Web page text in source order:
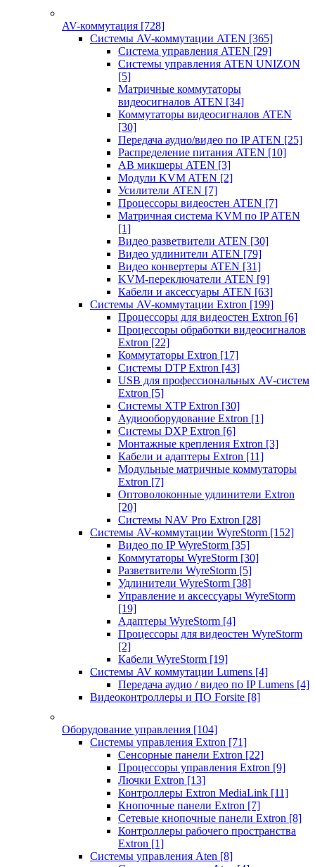
AV-коммутация [728]
Системы AV-коммутации ATEN [365]
Система управления ATEN [29]
Системы управления ATEN UNIZON
[5]
Матричные коммутаторы
видеосигналов ATEN [34]
Коммутаторы видеосигналов ATEN
[30]
Передача аудио/видео по IP ATEN [25]
Распределение питания ATEN [10]
АВ микшеры ATEN [3]
Модули KVM ATEN [2]
Усилители ATEN [7]
Процессоры видеостен ATEN [7]
Матричная система KVM по IP ATEN
[1]
Видео разветвители ATEN [30]
Видео удлинители ATEN [79]
Видео конвертеры ATEN [31]
KVM-переключатели ATEN [9]
Кабели и аксессуары ATEN [63]
Системы AV-коммутации Extron [199]
Процессоры для видеостен Extron [6]
Процессоры обработки видеосигналов
Extron [22]
Коммутаторы Extron [17]
Системы DTP Extron [43]
USB для профессиональных AV-систем
Extron [5]
Системы XTP Extron [30]
Аудиооборудование Extron [1]
Системы DXP Extron [6]
Монтажные крепления Extron [3]
Кабели и адаптеры Extron [11]
Модульные матричные коммутаторы
Extron [7]
Оптоволоконные удлинители Extron
[20]
Системы NAV Pro Extron [28]
Системы AV-коммутации WyreStorm [152]
Видео по IP WyreStorm [35]
Коммутаторы WyreStorm [30]
Разветвители WyreStorm [5]
Удлинители WyreStorm [38]
Управление и аксессуары WyreStorm
[19]
Адаптеры WyreStorm [4]
Процессоры для видеостен WyreStorm
[2]
Кабели WyreStorm [19]
Системы AV коммутации Lumens [4]
Передача аудио / видео по IP Lumens [4]
Видеоконтроллеры и ПО Forsite [8]
Оборудование управления [104]
Системы управления Extron [71]
Сенсорные панели Extron [22]
Процессоры управления Extron [9]
Лючки Extron [13]
Контроллеры Extron MediaLink [11]
Кнопочные панели Extron [7]
Сетевые кнопочные панели Extron [8]
Контроллеры рабочего пространства
Extron [1]
Системы управления Aten [8]